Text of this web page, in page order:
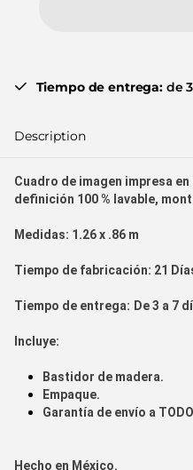
Tiempo de entrega: de
Description
Cuadro de imagen impresa
definición 100 % lavable,
Medidas: 1.26 x .86 m
Tiempo de fabricación: 21
Tiempo de entrega: De 3 a 7
Incluye:
Bastidor de madera.
Empaque.
Garantía de envío a
Hecho en México.